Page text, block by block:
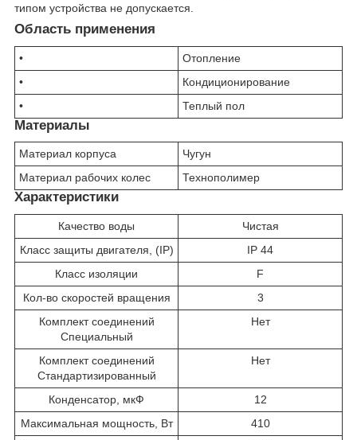
типом устройства не допускается.
Область применения
•
Отопление
•
Кондиционирование
•
Теплый пол
Материалы
Материал корпуса
Чугун
Материал рабочих колес
Технополимер
Характеристики
Качество воды
Чистая
Класс защиты двигателя, (IP)
IP 44
Класс изоляции
F
Кол-во скоростей вращения
3
Комплект соединений
Специальный
Нет
Комплект соединений
Стандартизированный
Нет
Конденсатор, мкФ
12
Максимальная мощность, Вт
410